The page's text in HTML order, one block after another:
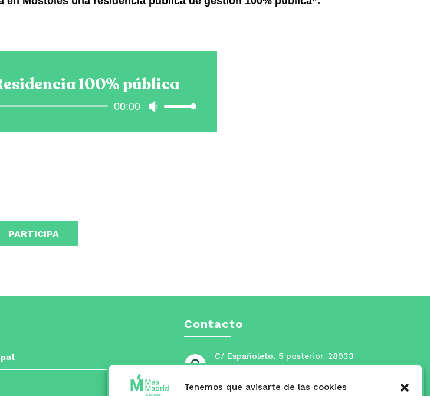
Tenemos que avisarte de las cookies
100% pública
Reproductor
audio
00:00
Utiliza
teclas
PARTICIPA
Contacto

C/ Españoleto, 5 posterior. 28933